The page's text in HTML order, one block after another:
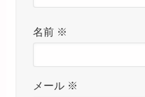
名前 ※
メール ※